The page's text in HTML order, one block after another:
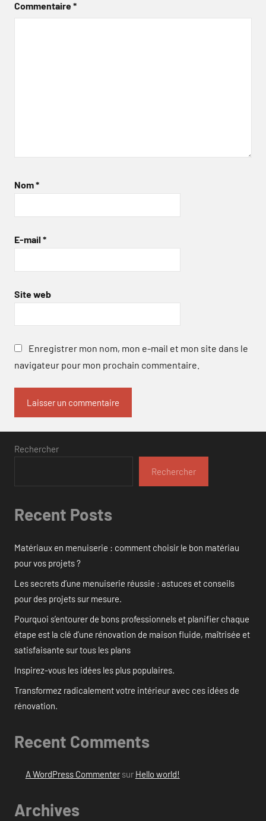
Commentaire*
Nom*
E-mail *
Site web
Enregistrer mon nom, mon e-mail et mon site dans le
navigateur pour mon prochain commentaire.
Rechercher
Rechercher
Recent Posts
Matériaux en menuiserie : comment choisir le bon matériau
pour vos projets ?
Les secrets d’une menuiserie réussie : astuces et conseils
pour des projets sur mesure.
Pourquoi s’entourer de bons professionnels et planifier chaque
étape est la clé d’une rénovation de maison fluide, maîtrisée et
satisfaisante sur tous les plans
Inspirez-vous les idées les plus populaires.
Transformez radicalement votre intérieur avec ces idées de
rénovation.
Recent Comments
A WordPress Commentersur Hello world!
Archives